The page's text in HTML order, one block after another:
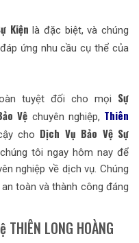
Kiện là đặc biệt, và chúng
ứng nhu cầu cụ thể của
tuyệt đối cho mọi Sự
Vệ chuyên nghiệp, Thiên
cho Dịch Vụ Bảo Vệ Sự
tôi ngay hôm nay để
nghiệp về dịch vụ. Chúng
an toàn và thành công đáng
LONG HOÀNG